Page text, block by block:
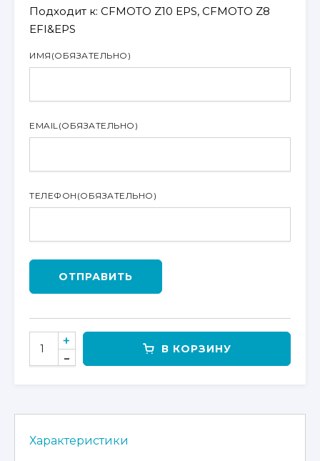
Подходит к: CFMOTO Z10 EPS, CFMOTO Z8
EFI&EPS
ИМЯ (ОБЯЗАТЕЛЬНО)
EMAIL(ОБЯЗАТЕЛЬНО)
ТЕЛЕФОН (ОБЯЗАТЕЛЬНО)
ОТПРАВИТЬ
КОЛИЧЕСТВО
ТОВАРА
СНЕГОУБОРОЧНОГО
ОТВАЛА
CFMOTO
В КОРЗИНУ
Характеристики